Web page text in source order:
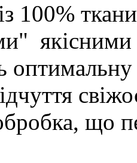
100%
якісними
що